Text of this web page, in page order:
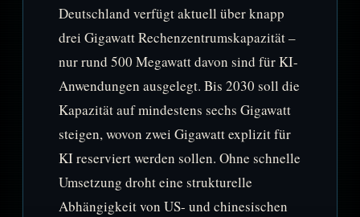
Deutschland verfügt aktuell über knapp
drei Gigawatt Rechenzentrumskapazität –
nur rund 500 Megawatt davon sind für KI-
Anwendungen ausgelegt. Bis 2030 soll die
Kapazität auf mindestens sechs Gigawatt
steigen, wovon zwei Gigawatt explizit für
KI reserviert werden sollen. Ohne schnelle
Umsetzung droht eine strukturelle
Abhängigkeit von US- und chinesischen